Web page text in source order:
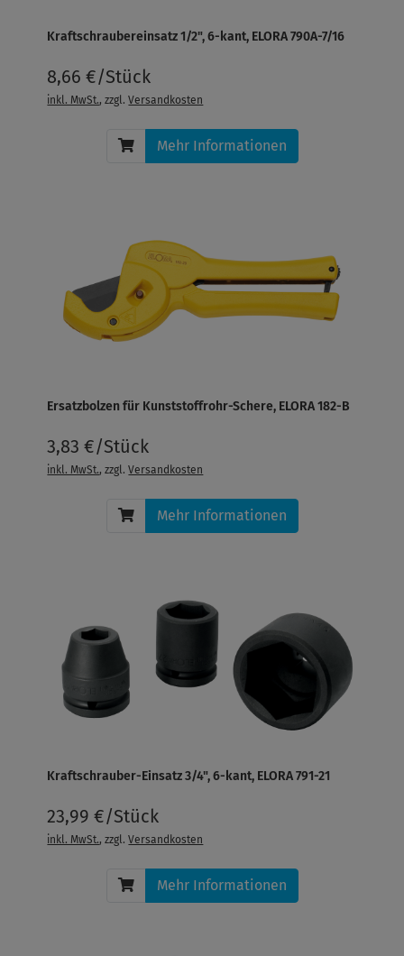
Kraftschraubereinsatz 1/2", 6-kant, ELORA 790A-7/16
8,66 €/Stück
inkl. MwSt., zzgl.Versandkosten
Mehr Informationen
Ersatzbolzen für Kunststoffrohr-Schere, ELORA 182-B
3,83 €/Stück
inkl. MwSt., zzgl.Versandkosten
Mehr Informationen
Kraftschrauber-Einsatz 3/4", 6-kant, ELORA 791-21
23,99 €/Stück
inkl. MwSt., zzgl.Versandkosten
Mehr Informationen